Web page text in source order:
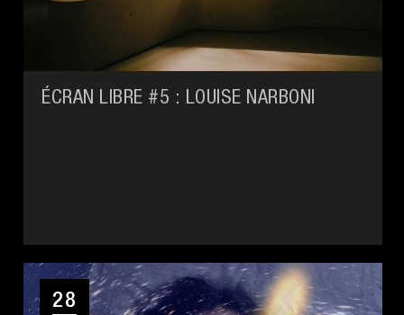
ÉCRAN LIBRE #5 : LOUISE NARBONI
28